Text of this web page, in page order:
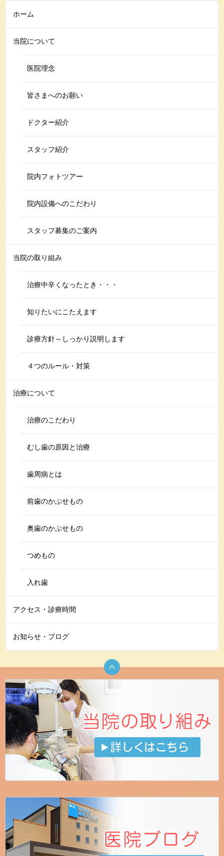
ホーム
当院について
医院理念
皆さまへのお願い
ドクター紹介
スタッフ紹介
院内フォトツアー
院内設備へのこだわり
スタッフ募集のご案内
当院の取り組み
治療中辛くなったとき・・・
知りたいにこたえます
診療方針～しっかり説明します
４つのルール・対策
治療について
治療のこだわり
むし歯の原因と治療
歯周病とは
前歯のかぶせもの
奥歯のかぶせもの
つめもの
入れ歯
アクセス・診療時間
お知らせ・ブログ